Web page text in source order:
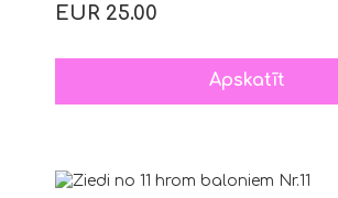
EUR 25.00
Apskatīt